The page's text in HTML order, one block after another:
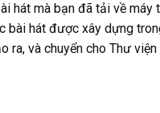
hát mà bạn đã tải về
bài hát được xây dựng
ra, và chuyển cho Thư